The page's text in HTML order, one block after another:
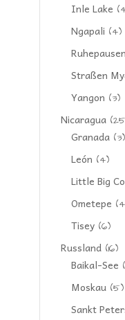
Inle Lake
Ngapali (4)
Ruhepausen
Straßen
Yangon (3)
Nicaragua
Granada (3)
León (4)
Little Big
Ometepe
Tisey (6)
Russland (16)
Baikal-See
Moskau (5)
Sankt